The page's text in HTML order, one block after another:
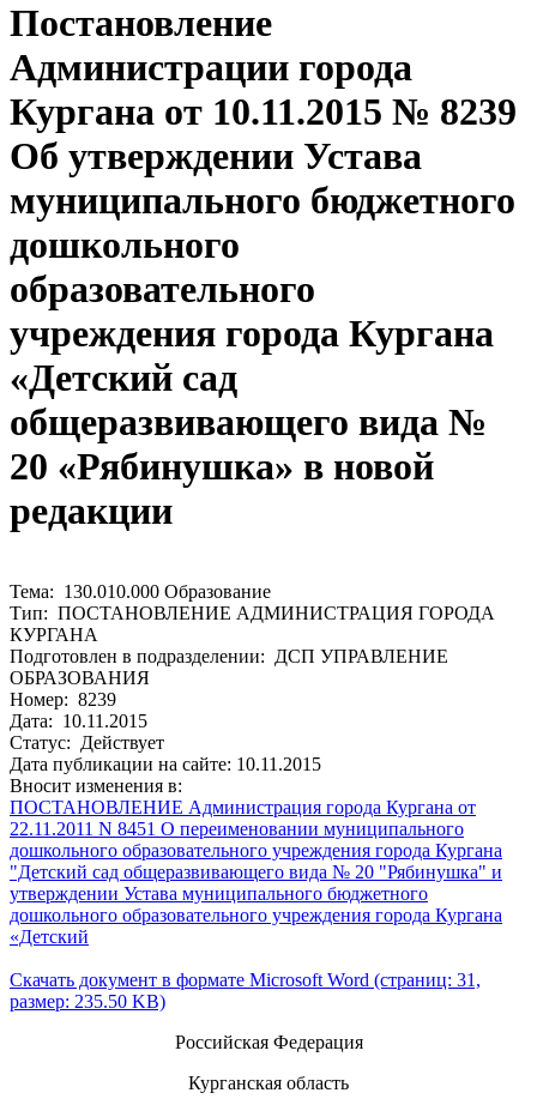
Постановление
Администрации города
Кургана от 10.11.2015 № 8239
Об утверждении Устава
муниципального бюджетного
дошкольного
образовательного
учреждения города Кургана
«Детский сад
общеразвивающего вида №
20 «Рябинушка» в новой
редакции
Тема: 130.010.000 Образование
Тип: ПОСТАНОВЛЕНИЕ АДМИНИСТРАЦИЯ ГОРОДА
КУРГАНА
Подготовлен в подразделении: ДСП УПРАВЛЕНИЕ
ОБРАЗОВАНИЯ
Номер: 8239
Дата: 10.11.2015
Статус: Действует
Дата публикации на сайте: 10.11.2015
Вносит изменения в:
ПОСТАНОВЛЕНИЕ Администрация города Кургана от
22.11.2011 N 8451 О переименовании муниципального
дошкольного образовательного учреждения города Кургана
"Детский сад общеразвивающего вида № 20 "Рябинушка" и
утверждении Устава муниципального бюджетного
дошкольного образовательного учреждения города Кургана
«Детский
Скачать документ в формате Microsoft Word (страниц: 31,
размер: 235.50 KB)
Российская Федерация
Курганская область